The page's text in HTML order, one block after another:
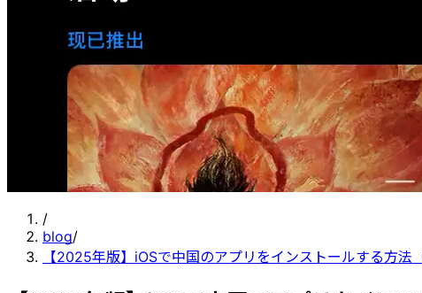
/
blog/
【2025年版】iOSで中国のアプリをインストールする方法